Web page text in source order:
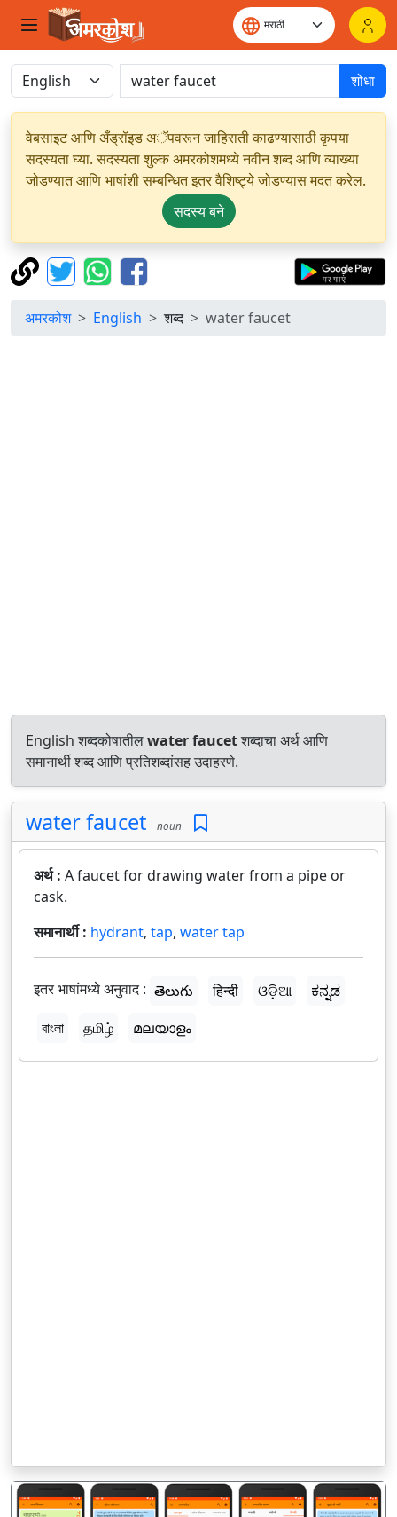
शोधा
वेबसाइट आणि अँड्रॉइड अॅपवरून जाहिराती काढण्यासाठी कृपया
सदस्यता घ्या. सदस्यता शुल्क अमरकोशमध्ये नवीन शब्द आणि व्याख्या
जोडण्यात आणि भाषांशी सम्बन्धित इतर वैशिष्ट्ये जोडण्यास मदत करेल.
सदस्य बने
अमरकोश English शब्द water faucet
English शब्दकोषातीलwater faucetशब्दाचा अर्थ आणि
समानार्थी शब्द आणि प्रतिशब्दांसह उदाहरणे.
water faucet noun
अर्थ : A faucet for drawing water from a pipe or
cask.
समानार्थी : hydrant, tap, water tap
इतर भाषांमध्ये अनुवाद : తెలుగు हिन्दी ଓଡ଼ିଆ
ಕನ್ನಡ
বাংলা
தமிழ் മലയാളം